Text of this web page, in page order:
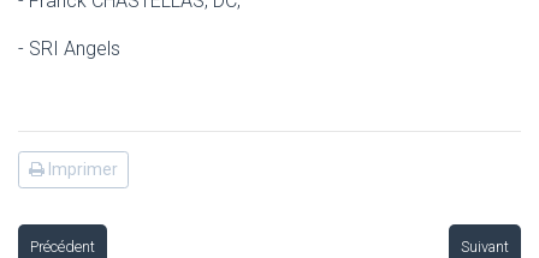
- SRI Angels
Imprimer
Précédent Suivant